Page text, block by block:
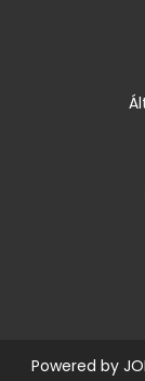
Powered by